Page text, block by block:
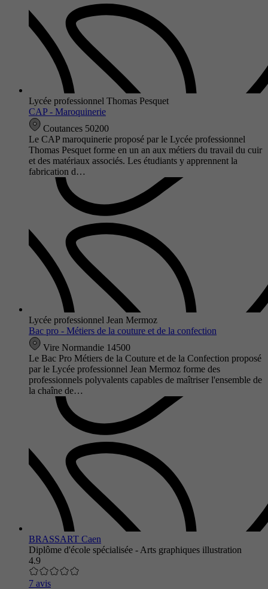
Lycée professionnel Thomas Pesquet
CAP - Maroquinerie
Coutances 50200
Le CAP maroquinerie proposé par le Lycée professionnel
Thomas Pesquet forme en un an aux métiers du travail du cuir
et des matériaux associés. Les étudiants y apprennent la
fabrication d…
Lycée professionnel Jean Mermoz
Bac pro - Métiers de la couture et de la confection
Vire Normandie 14500
Le Bac Pro Métiers de la Couture et de la Confection proposé
par le Lycée professionnel Jean Mermoz forme des
professionnels polyvalents capables de maîtriser l'ensemble de
la chaîne de…
BRASSART Caen
Diplôme d'école spécialisée - Arts graphiques illustration
4.9
7 avis